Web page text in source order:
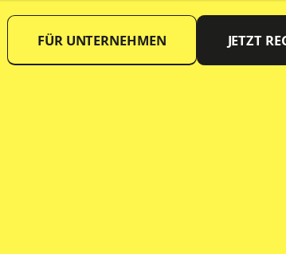
FÜR UNTERNEHMEN JETZT